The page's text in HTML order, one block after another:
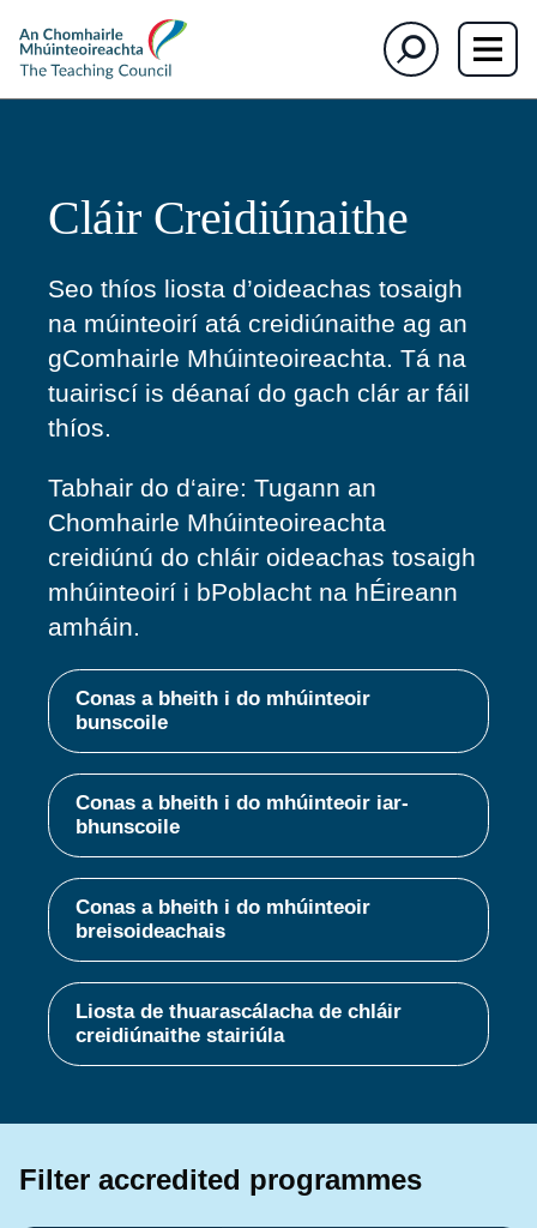
The
Teaching
Council
Cuardaigh
Cláir Creidiúnaithe
Seo thíos liosta d’oideachas tosaigh
na múinteoirí atá creidiúnaithe ag an
gComhairle Mhúinteoireachta. Tá na
tuairiscí is déanaí do gach clár ar fáil
thíos.
Tabhair do d‘aire: Tugann an
Chomhairle Mhúinteoireachta
creidiúnú do chláir oideachas tosaigh
mhúinteoirí i bPoblacht na hÉireann
amháin.
Conas a bheith i do mhúinteoir
bunscoile
Conas a bheith i do mhúinteoir iar-
bhunscoile
Conas a bheith i do mhúinteoir
breisoideachais
Liosta de thuarascálacha de chláir
creidiúnaithe stairiúla
Filter accredited programmes
section) section)